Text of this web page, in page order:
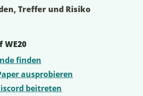
Treffer und Risiko
finden
ausprobieren
beitreten